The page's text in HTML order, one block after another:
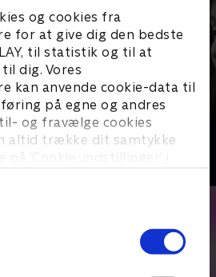
og cookies fra
for at give dig den bedste
til statistik og til at
dig. Vores
kan anvende cookie-data til
på egne og andres
og fravælge cookies
altid trække dit samtykke
på ’Cookie-indstillinger’ i
kvinde Kernen
Dokumentar